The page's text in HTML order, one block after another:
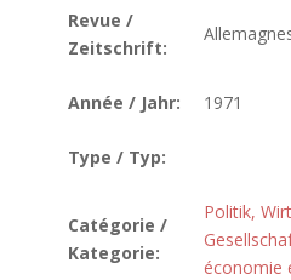
Revue /
Zeitschrift:
Année / Jahr: 1971
Type / Typ:
Catégorie /
Kategorie:
Politik,
économie